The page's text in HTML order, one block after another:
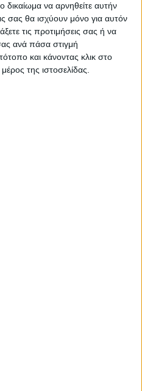
δικαίωμα να αρνηθείτε αυτήν
σας θα ισχύουν μόνο για αυτόν
τις προτιμήσεις σας ή να
ανά πάσα στιγμή
και κάνοντας κλικ στο
της ιστοσελίδας.
στην υπογραφή της
και θα προχωρήσουν
2). Όπως αναφέρουν
ΟΣΕΤΕΕ: